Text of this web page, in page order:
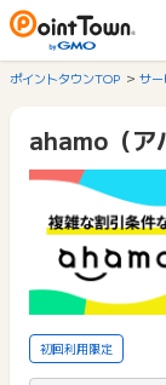
ポイントタウンTOP サ
ahamo（ア
初回利用限定